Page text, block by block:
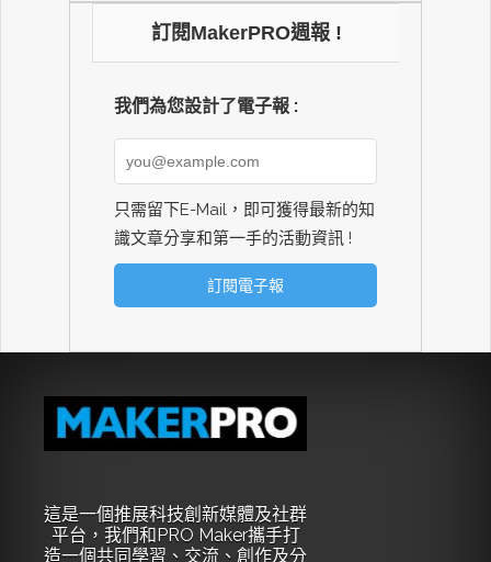
訂閱MakerPRO週報 !
我們為您設計了電子報 :
只需留下E-Mail，即可獲得最新的知
識文章分享和第一手的活動資訊 !
這是一個推展科技創新媒體及社群
平台，我們和PRO Maker攜手打
造一個共同學習、交流、創作及分